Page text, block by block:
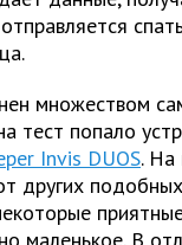
множеством
тест попало
Invis DUOS. На
других
маленькое. В